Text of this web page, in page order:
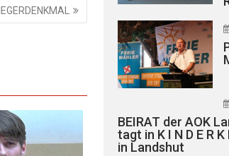
BEIRAT der AOK
tagt in K I N D E R
in Landshut